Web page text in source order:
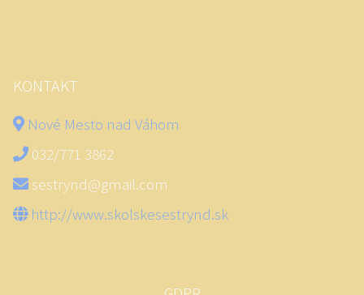
KONTAKT
Nové Mesto nad Váhom
032/771 3862
sestrynd@gmail.com
http://www.skolskesestrynd.sk